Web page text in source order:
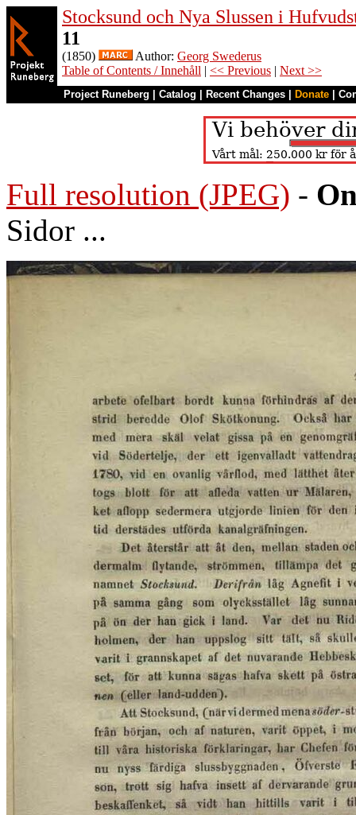
Stocksund och Nya Slussen i
11
(1850) Author: Georg Swederus
Table of Contents / Innehåll | << Previous | Next >>
Project Runeberg Catalog Recent Changes Donate
Full resolution (JPEG) -
Sidor ...